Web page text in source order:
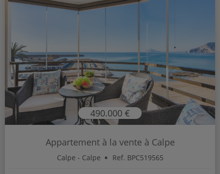
490.000 €
Appartement à la vente à Calpe
Calpe - Calpe Ref. BPC519565